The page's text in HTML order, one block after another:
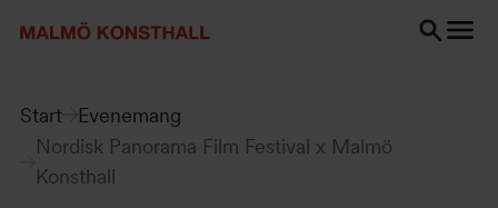
Start
Evenemang
Nordisk Panorama Film Festival x Malmö
Konsthall